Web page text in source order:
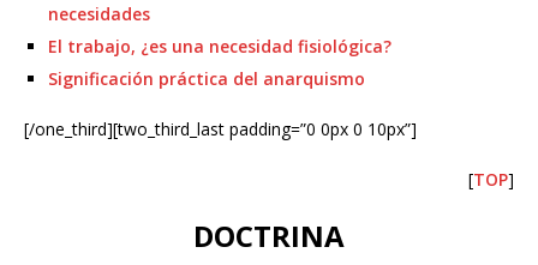
necesidades
El trabajo, ¿es una necesidad fisiológica?
Significación práctica del anarquismo
[/one_third][two_third_last padding=”0 0px 0 10px”]
[TOP]
DOCTRINA